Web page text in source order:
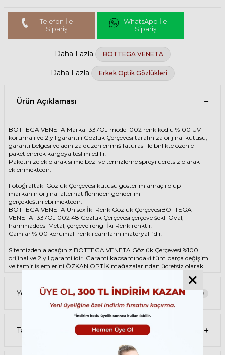
Telefon İle
Sipariş
WhatsApp İle
Sipariş
Daha Fazla BOTTEGA VENETA
Daha Fazla Erkek Optik Gözlükleri
Ürün Açıklaması
BOTTEGA VENETA Marka 1337OJ model 002 renk kodlu %100 UV
korumalı ve 2 yıl garantili Gözlük Çerçevesi tarafınıza orijinal kutusu,
garanti belgesi ve adınıza düzenlenmiş faturası ile birlikte özenle
paketlenerek kargoya teslim edilir.
Paketinize ek olarak silme bezi ve temizleme spreyi ücretsiz olarak
eklenmektedir.
Fotoğraftaki Gözlük Çerçevesi kutusu gösterim amaçlı olup
markanın orijinal alternatiflerinden gönderim
gerçekleştirilebilmektedir.
BOTTEGA VENETA Unisex İki Renk Gözlük ÇerçevesiBOTTEGA
VENETA 1337OJ 002 48 Gözlük Çerçevesi çerçeve şekli Oval,
hammaddesi Metal, çerçeve rengi İki Renk renktir.
Camlar %100 korumalı renkli camların materyali ‘dir.
Sitemizden alacağınız BOTTEGA VENETA Gözlük Çerçevesi %100
orijinal ve 2 yıl garantilidir. Garanti kapsamındaki tüm parça değişim
ve tamir işlemlerini ÖZKAN OPTİK mağazalarından ücretsiz olarak
Garanti kapsamı dışındaki tüm parça değişim ve tamir işlemleri için
parça ücreti karşılığında ömür boyu Özkan Optik mağazalarından
destek alabilirsiniz ya da
destek@ozkanoptik.com
Yorumlar 0
Tavsiye Et